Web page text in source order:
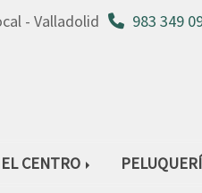
- Valladolid 983 349
EL CENTRO